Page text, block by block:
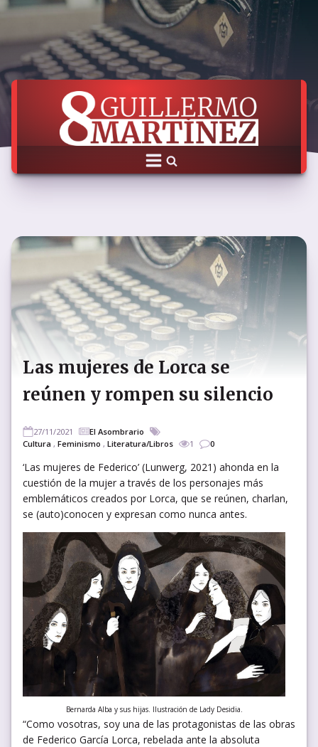
Las mujeres de Lorca se
reúnen y rompen su silencio
27/11/2021
El Asombrario
Cultura , Feminismo , Literatura/Libros 1 0
‘Las mujeres de Federico’ (Lunwerg, 2021) ahonda en la
cuestión de la mujer a través de los personajes más
emblemáticos creados por Lorca, que se reúnen, charlan,
se (auto)conocen y expresan como nunca antes.
Bernarda Alba y sus hijas. Ilustración de Lady Desidia.
“Como vosotras, soy una de las protagonistas de las obras
de Federico García Lorca, rebelada ante la absoluta